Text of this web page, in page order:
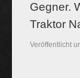
Gegner.
Traktor
Veröffentlicht